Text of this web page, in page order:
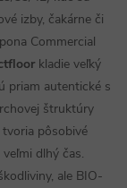
izby, čakárne či
Commercial
kladie veľký
priam autentické s
štruktúry
pôsobivé
dlhý čas.
ale BIO-